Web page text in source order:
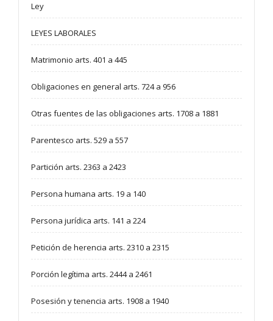
Ley
LEYES LABORALES
Matrimonio arts. 401 a 445
Obligaciones en general arts. 724 a 956
Otras fuentes de las obligaciones arts. 1708 a 1881
Parentesco arts. 529 a 557
Partición arts. 2363 a 2423
Persona humana arts. 19 a 140
Persona jurídica arts. 141 a 224
Petición de herencia arts. 2310 a 2315
Porción legítima arts. 2444 a 2461
Posesión y tenencia arts. 1908 a 1940